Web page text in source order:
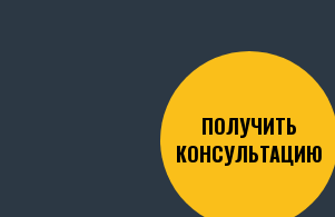
ПОЛУЧИТЬ
КОНСУЛЬТАЦИЮ